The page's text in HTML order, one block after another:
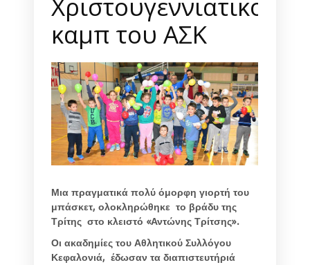
καμπ του ΑΣΚ
Μια πραγματικά πολύ όμορφη γιορτή του
μπάσκετ, ολοκληρώθηκε το βράδυ της
Τρίτης στο κλειστό «Αντώνης Τρίτσης».
Οι ακαδημίες του Αθλητικού Συλλόγου
Κεφαλονιά, έδωσαν τα διαπιστευτήριά